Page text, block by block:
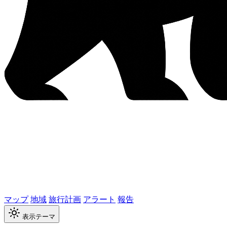
マップ地域旅行計画 アラート 報告
表示テーマ